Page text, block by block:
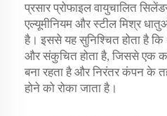
प्रसार प्रोफाइल वायुचालित
एल्यूमीनियम और स्टील मिश्र
है। इससे यह सुनिश्चित होता है
और संकुचित होता है, जिससे एक
बना रहता है और निरंतर कंपन के
होने को रोका जाता है।